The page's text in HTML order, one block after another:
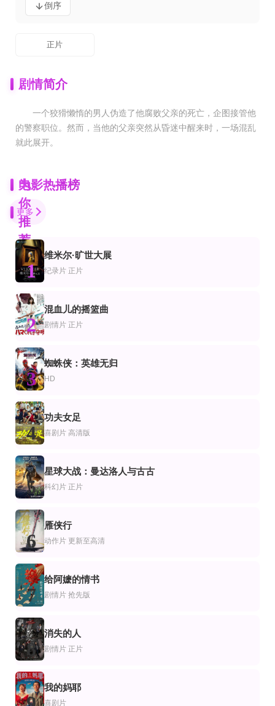
倒序
正片
剧情简介
一个狡猾懒惰的男人伪造了他腐败父亲的死亡，企图接管他
的警察职位。然而，当他的父亲突然从昏迷中醒来时，一场混乱
就此展开。
为
你
推
荐
更新至高清
樱桃2008
疾风23
拱猪兄弟
正片
直到她记起
切洛·桑托斯-孔奇奥,芭比·福特萨,Albert Martinez
HD中字
老板娘
徐冬冬,谢苗,刘腾远,解斯童,桂晶晶,方敏婷
HD中字
狩猎场2015
Diane Rosenfeld
HD中字
侠在江湖漂
孟飞,黄一飞,蒋雪儿,王美泓,酒糊涂,丁贺,李雷,李国玺,朱珏
悲惨世界1978
安东尼·博金斯,西里尔·库萨克,克洛德·多芬,约翰·吉尔古德,理查德·乔丹
HD中字
新女性
阮玲玉,郑君里,王乃东,王默秋,殷虚
HD中字
鬼哭神嚎3
Tony,Roberts,Tess,Harper,Meg,Ryan
HD
情色大亨
安娜·弗莱尔,伊莫琴·普茨,斯蒂芬·弗雷,史蒂夫·库根,马特·卢卡斯,塔姆欣·伊格顿
HD
钢铁少女：究极神兵
亚纱美,明日花绮罗,岩永洋昭,森下悠里,岸明日香,河合龙之介
换子记
尼尔斯·阿贺斯图普,帕特里克·薛内斯,洛兰特·道驰
啱晒KEY
邵音音,刘雅丽,范继尧,邱百慧,龙爵,范登景,卢国雄,贝如花,李咪咪,朗尼
哀乐中年
石挥,朱嘉琛,沈扬,李浣青,韩非,崔超明,程之,路珊,莫愁,胡小琴,顾慕如,俞仲英,伊
电影热播榜
更多
1
维米尔·旷世大展
纪录片 正片
2
混血儿的摇篮曲
剧情片 正片
3
蜘蛛侠：英雄无归
HD
4
功夫女足
喜剧片 高清版
5
星球大战：曼达洛人与古古
科幻片 正片
6
雁侠行
动作片 更新至高清
7
给阿嬷的情书
剧情片 抢先版
8
消失的人
剧情片 正片
我的妈耶
喜剧片